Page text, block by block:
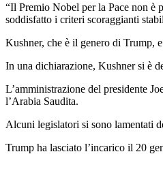
“Il Premio Nobel per la Pace non è
soddisfatto i criteri scoraggianti
Kushner, che è il genero di Trump,
In una dichiarazione, Kushner si è
L’amministrazione del presidente
l’Arabia Saudita.
Alcuni legislatori si sono lamentati
Trump ha lasciato l’incarico il 20